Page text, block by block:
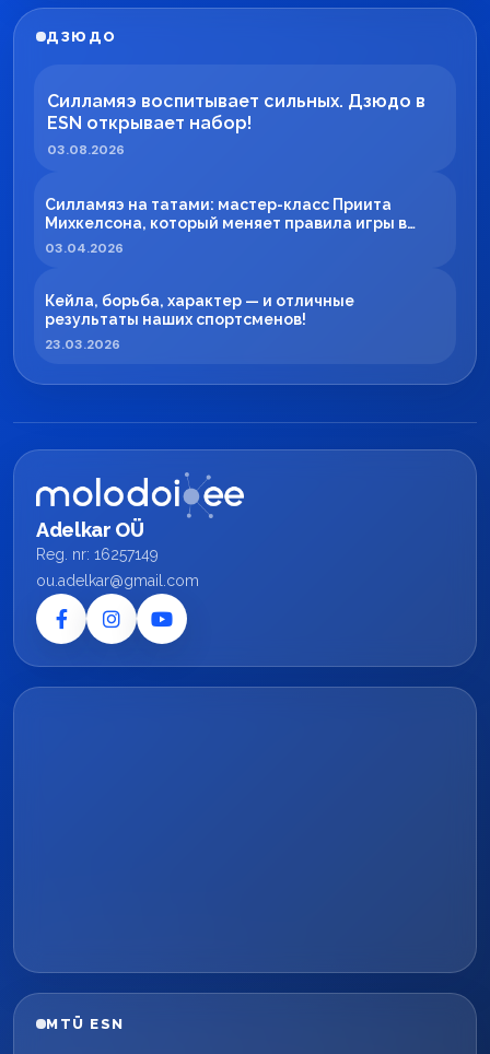
ДЗЮДО
Силламяэ воспитывает сильных. Дзюдо в
ESN открывает набор!
03.08.2026
Силламяэ на татами: мастер-класс Приита
Михкелсона, который меняет правила игры в
регионе
03.04.2026
Кейла, борьба, характер — и отличные
результаты наших спортсменов!
23.03.2026
Adelkar OÜ
Reg. nr: 16257149
ou.adelkar@gmail.com
MTÜ ESN